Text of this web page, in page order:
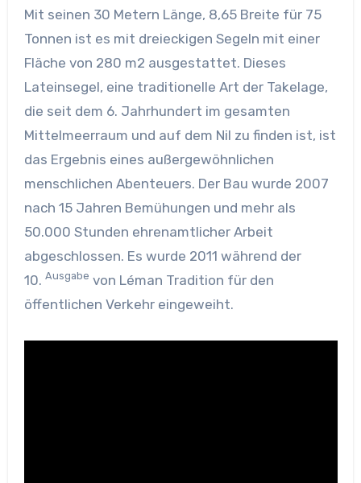
Mit seinen 30 Metern Länge, 8,65 Breite für 75
Tonnen ist es mit dreieckigen Segeln mit einer
Fläche von 280 m2 ausgestattet. Dieses
Lateinsegel, eine traditionelle Art der Takelage,
die seit dem 6. Jahrhundert im gesamten
Mittelmeerraum und auf dem Nil zu finden ist, ist
das Ergebnis eines außergewöhnlichen
menschlichen Abenteuers. Der Bau wurde 2007
nach 15 Jahren Bemühungen und mehr als
50.000 Stunden ehrenamtlicher Arbeit
abgeschlossen. Es wurde 2011 während der
10. Ausgabe von Léman Tradition für den
öffentlichen Verkehr eingeweiht.